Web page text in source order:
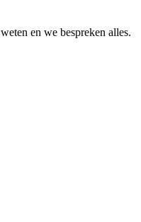
en we bespreken alles.